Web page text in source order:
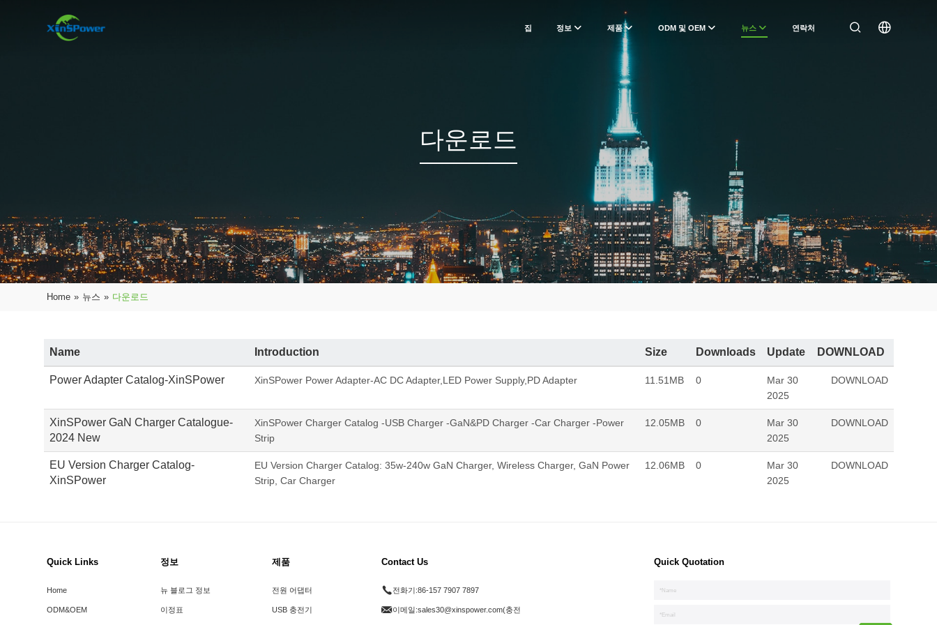
집 정보 제품 ODM 및 OEM 뉴스 연락처
다운로드
Home » 뉴스 » 다운로드
Name Introduction Size Downloads Update DOWNLOAD
Power Adapter Catalog-XinSPower XinSPower Power Adapter-AC DC Adapter,LED Power Supply,PD Adapter 11.51MB 0
Mar 30
2025
DOWNLOAD
XinSPower GaN Charger Catalogue-
2024 New
XinSPower Charger Catalog -USB Charger -GaN&PD Charger -Car Charger -Power
Strip
12.05MB 0
Mar 30
2025
DOWNLOAD
EU Version Charger Catalog-
XinSPower
EU Version Charger Catalog: 35w-240w GaN Charger, Wireless Charger, GaN Power
Strip, Car Charger
12.06MB 0
Mar 30
2025
DOWNLOAD
Quick Links
Home
ODM&OEM
정보
뉴 블로그 정보
이정표
제품
전원 어댑터
USB 충전기
Contact Us
전화기:86-157 7907 7897
이메일:sales30@xinspower.com(충전
Quick Quotation